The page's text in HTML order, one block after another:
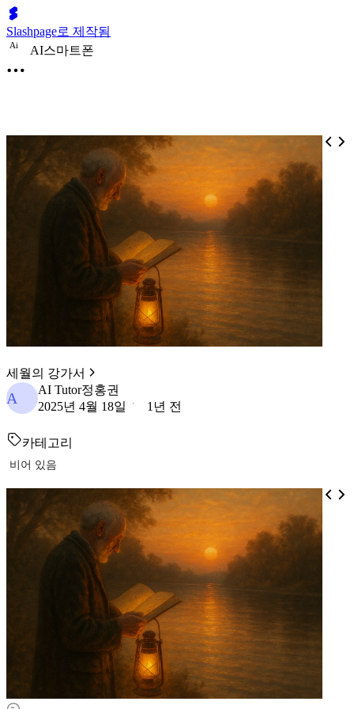
Slashpage로 제작됨
Ai AI스마트폰
세월의 강가서
A
AI Tutor정홍권
2025년 4월 18일
1년 전
카테고리
비어 있음